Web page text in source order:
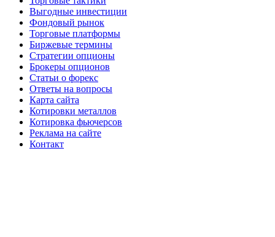
Выгодные инвестиции
Фондовый рынок
Торговые платформы
Биржевые термины
Стратегии опционы
Брокеры опционов
Статьи о форекс
Ответы на вопросы
Карта сайта
Котировки металлов
Котировка фьючерсов
Реклама на сайте
Контакт